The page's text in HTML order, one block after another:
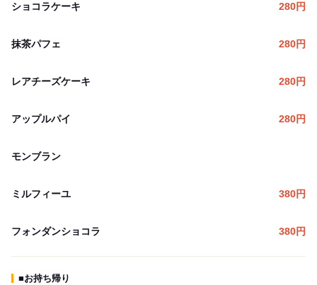
ショコラケーキ 280円
抹茶パフェ 280円
レアチーズケーキ 280円
アップルパイ 280円
モンブラン
ミルフィーユ 380円
フォンダンショコラ 380円
■お持ち帰り